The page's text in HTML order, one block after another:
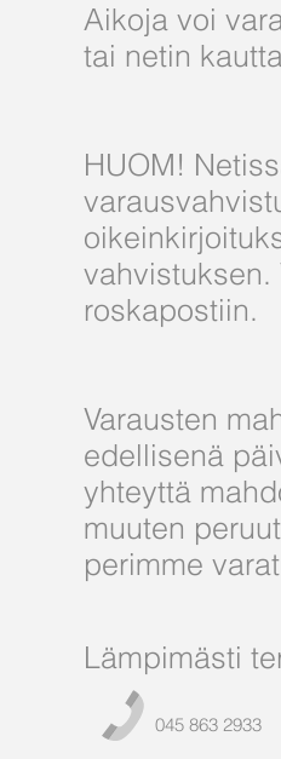
Aikoja voi
tai netin
HUOM!
vahvistuksen.
roskapostiin.
Varausten
edellisenä
yhteyttä
muuten
perimme
Lämpimästi
045 863 2933